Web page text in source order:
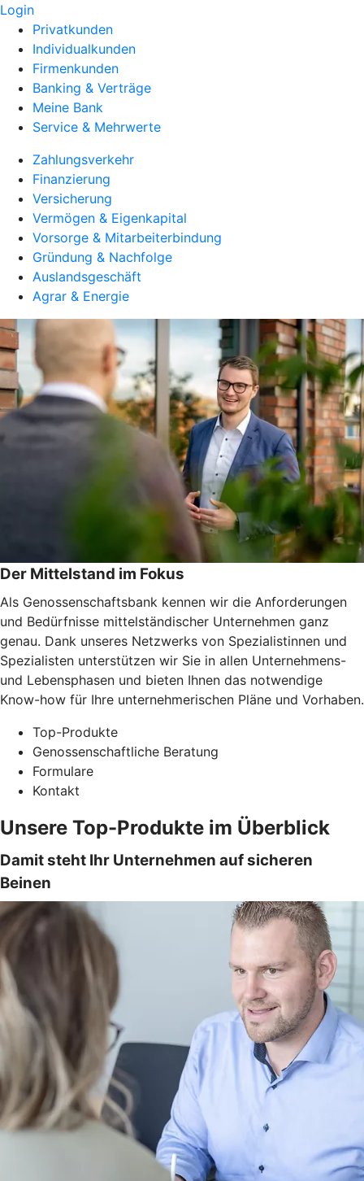
Login
Privatkunden
Individualkunden
Firmenkunden
Banking & Verträge
Meine Bank
Service & Mehrwerte
Zahlungsverkehr
Finanzierung
Versicherung
Vermögen & Eigenkapital
Vorsorge & Mitarbeiterbindung
Gründung & Nachfolge
Auslandsgeschäft
Agrar & Energie
Der Mittelstand im Fokus
Als Genossenschaftsbank kennen wir die Anforderungen
und Bedürfnisse mittelständischer Unternehmen ganz
genau. Dank unseres Netzwerks von Spezialistinnen und
Spezialisten unterstützen wir Sie in allen Unternehmens-
und Lebensphasen und bieten Ihnen das notwendige
Know-how für Ihre unternehmerischen Pläne und Vorhaben.
Top-Produkte
Genossenschaftliche Beratung
Formulare
Kontakt
Unsere Top-Produkte im Überblick
Damit steht Ihr Unternehmen auf sicheren
Beinen